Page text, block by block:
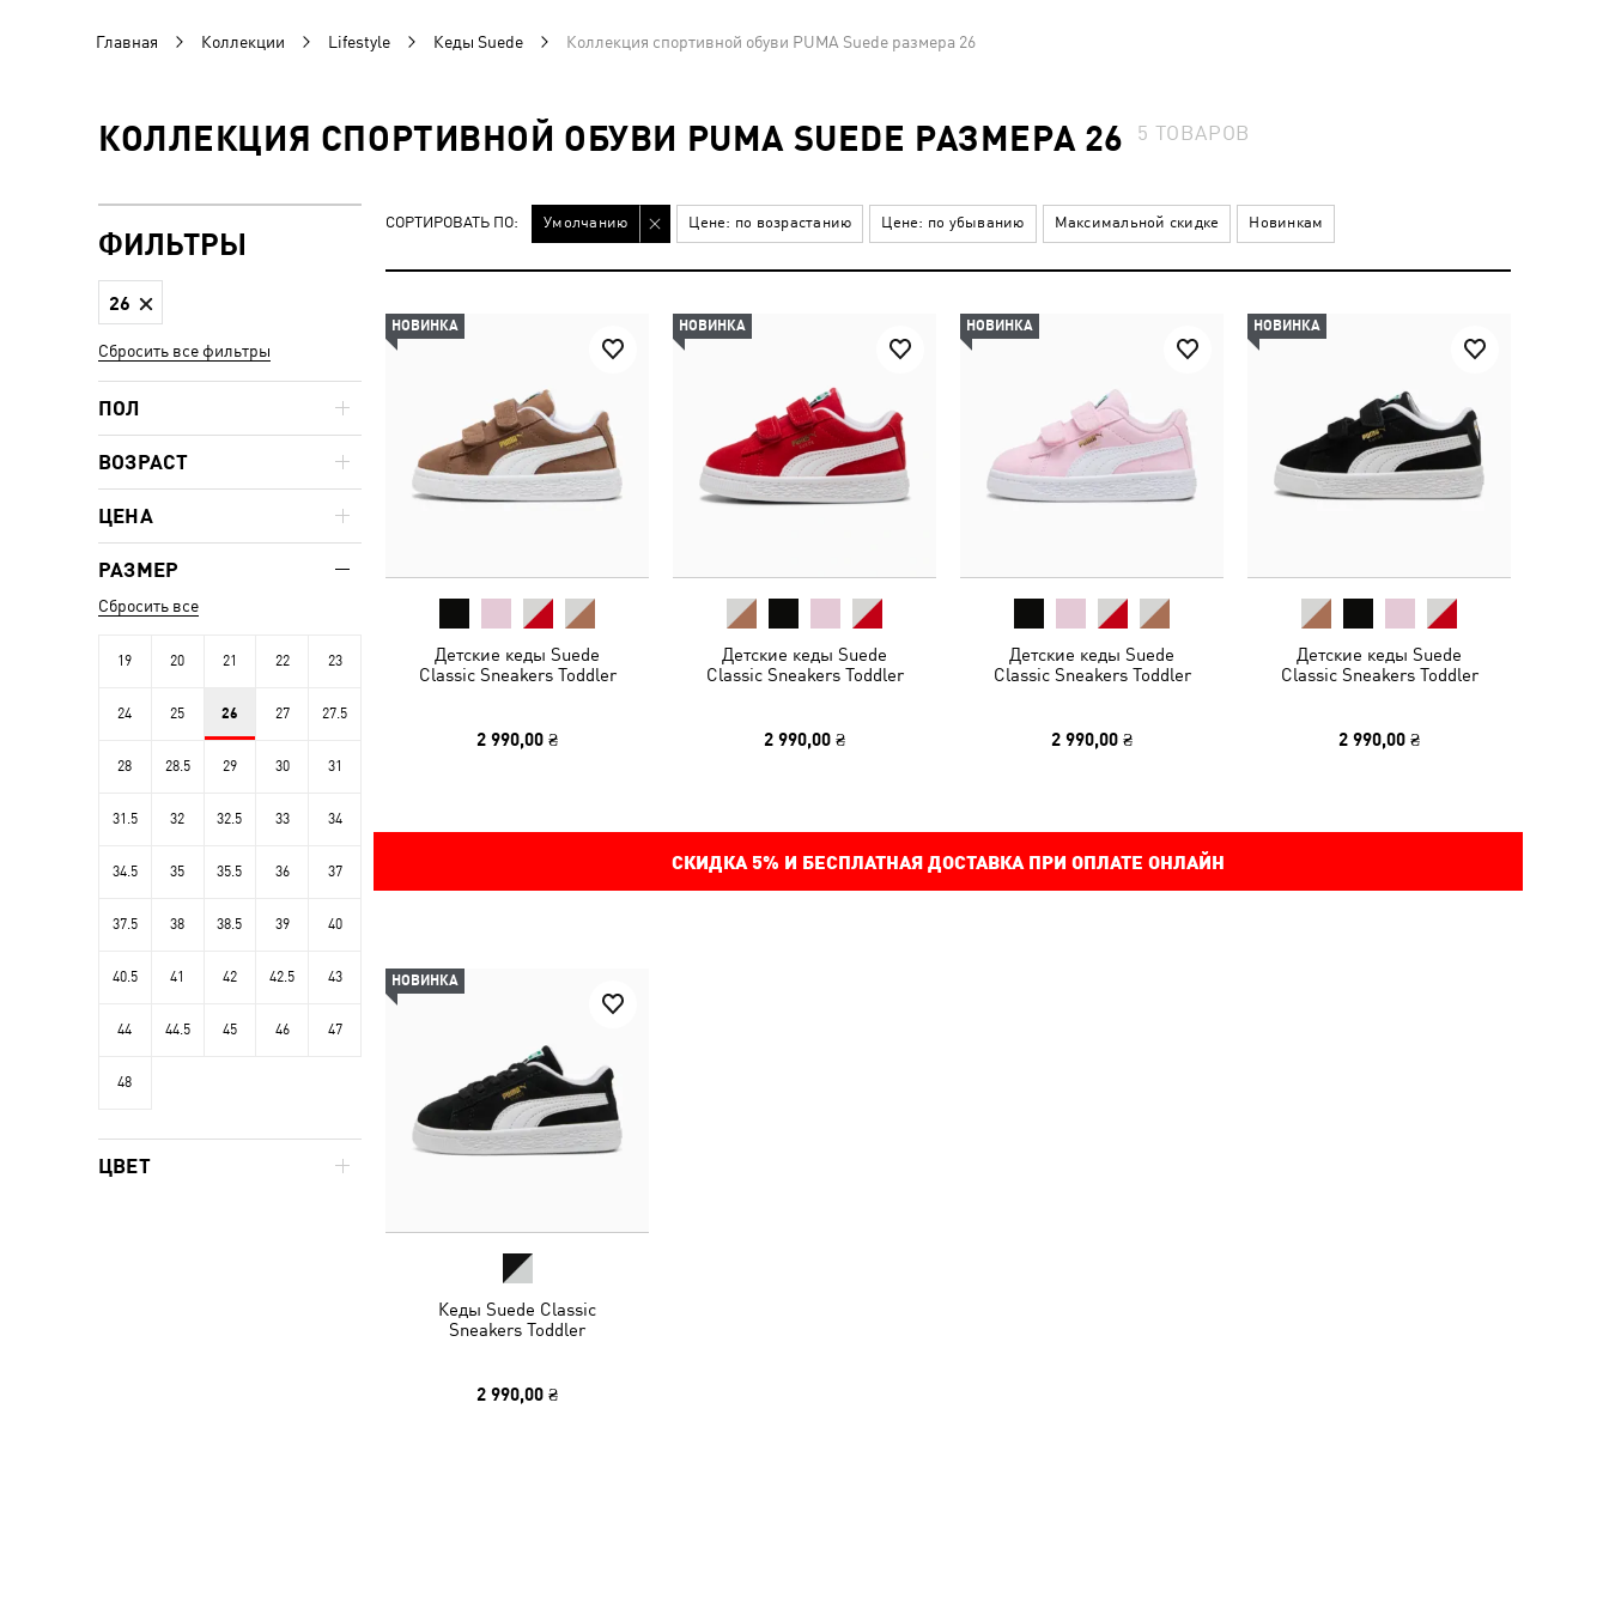
Главная Коллекции Lifestyle Кеды Suede Коллекция спортивной обуви PUMA Suede размера 26
КОЛЛЕКЦИЯ СПОРТИВНОЙ ОБУВИ PUMA SUEDE РАЗМЕРА 26 5 ТОВАРОВ
СОРТИРОВАТЬ ПО: Умолчанию Цене: по возрастанию Цене: по убыванию Максимальной скидке Новинкам
НОВИНКА
Детские кеды Suede
Classic Sneakers Toddler
2 990,00 ₴
НОВИНКА
Детские кеды Suede
Classic Sneakers Toddler
2 990,00 ₴
НОВИНКА
Детские кеды Suede
Classic Sneakers Toddler
2 990,00 ₴
НОВИНКА
Детские кеды Suede
Classic Sneakers Toddler
2 990,00 ₴
СКИДКА 5% И БЕСПЛАТНАЯ ДОСТАВКА ПРИ ОПЛАТЕ ОНЛАЙН
НОВИНКА
Кеды Suede Classic
Sneakers Toddler
2 990,00 ₴
ФИЛЬТРЫ
26
Сбросить все фильтры
ПОЛ
ВОЗРАСТ
ЦЕНА
РАЗМЕР
Сбросить все
19 20 21 22 23
24 25 26 27 27.5
28 28.5 29 30 31
31.5 32 32.5 33 34
34.5 35 35.5 36 37
37.5 38 38.5 39 40
40.5 41 42 42.5 43
44 44.5 45 46 47
48
ЦВЕТ